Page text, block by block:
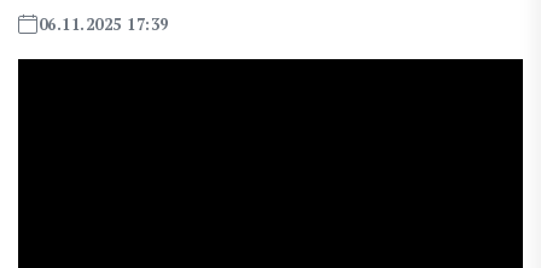
06.11.2025 17:39